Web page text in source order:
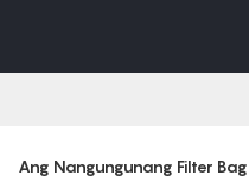
Ang Nangungunang Filter